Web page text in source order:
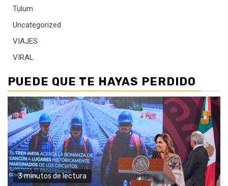
Tulum
Uncategorized
VIAJES
VIRAL
PUEDE QUE TE HAYAS PERDIDO
3 minutos de lectura